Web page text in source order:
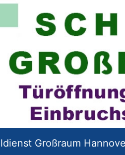
Großraum